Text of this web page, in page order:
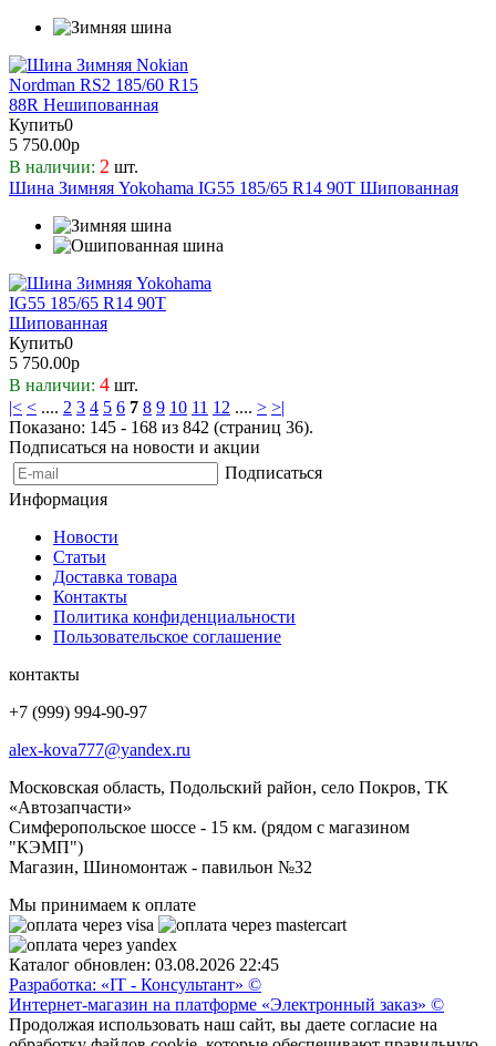
Купить0
5 750.00р
В наличии: 2 шт.
Шина Зимняя Yokohama IG55 185/65 R14 90T Шипованная
Купить0
5 750.00р
В наличии: 4 шт.
|< < .... 2 3 4 5 6 7 8 9 10 11 12 .... > >|
Показано: 145 - 168 из 842 (страниц 36).
Подписаться на новости и акции
Подписаться
Информация
Новости
Статьи
Доставка товара
Контакты
Политика конфиденциальности
Пользовательское соглашение
контакты
+7 (999) 994-90-97
alex-kova777@yandex.ru
Московская область, Подольский район, село Покров, ТК
«Автозапчасти»
Симферопольское шоссе - 15 км. (рядом с магазином
"КЭМП")
Магазин, Шиномонтаж - павильон №32
Мы принимаем к оплате
Каталог обновлен: 03.08.2026 22:45
Разработка: «IT - Консультант» ©
Интернет-магазин на платформе «Электронный заказ» ©
Продолжая использовать наш сайт, вы даете согласие на